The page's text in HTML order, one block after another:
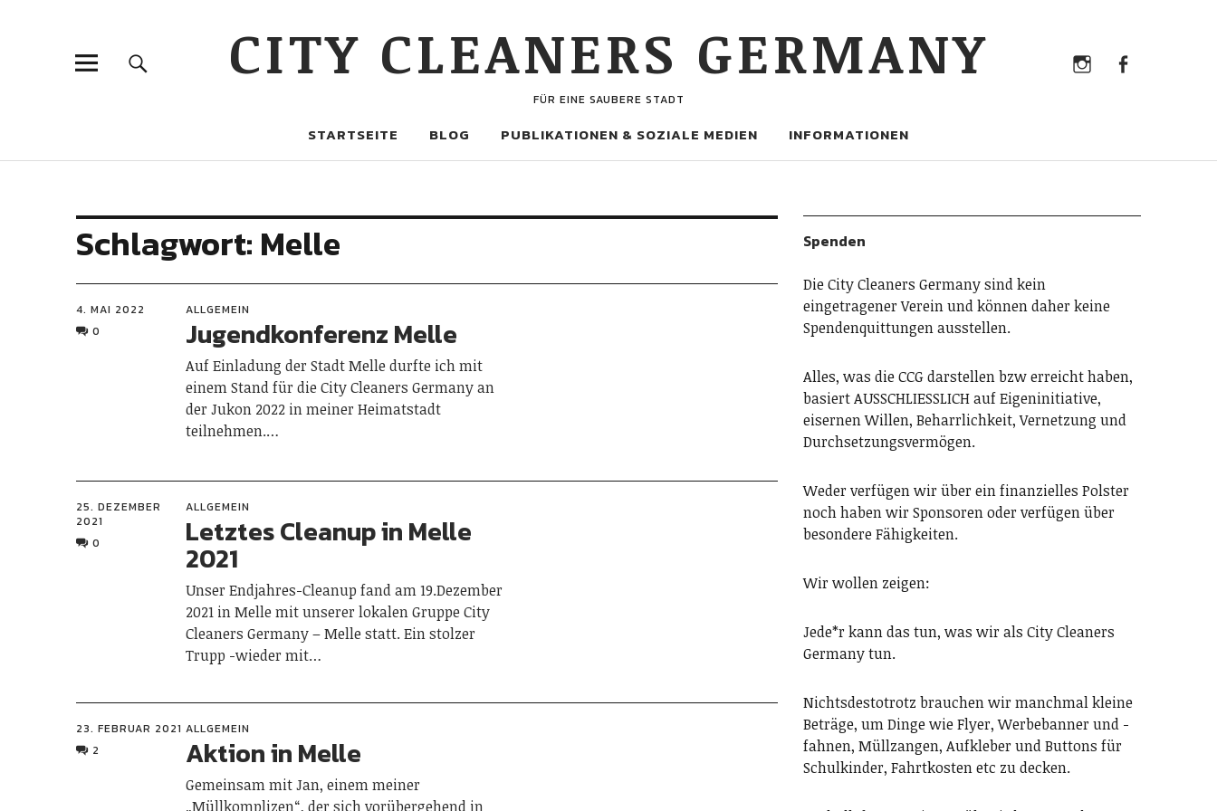
CITY CLEANERS GERMANY
FÜR EINE SAUBERE STADT
STARTSEITE BLOG PUBLIKATIONEN & SOZIALE MEDIEN INFORMATIONEN
Schlagwort: Melle
4. MAI 2022
0
ALLGEMEIN
Jugendkonferenz Melle
Auf Einladung der Stadt Melle durfte ich mit
einem Stand für die City Cleaners Germany an
der Jukon 2022 in meiner Heimatstadt
teilnehmen.…
25. DEZEMBER
2021
0
ALLGEMEIN
Letztes Cleanup in Melle
2021
Unser Endjahres-Cleanup fand am 19.Dezember
2021 in Melle mit unserer lokalen Gruppe City
Cleaners Germany – Melle statt. Ein stolzer
Trupp -wieder mit…
23. FEBRUAR 2021
2
ALLGEMEIN
Aktion in Melle
Gemeinsam mit Jan, einem meiner
„Müllkomplizen“, der sich vorübergehend in
Spenden
Die City Cleaners Germany sind kein
eingetragener Verein und können daher keine
Spendenquittungen ausstellen.
Alles, was die CCG darstellen bzw erreicht haben,
basiert AUSSCHLIESSLICH auf Eigeninitiative,
eisernen Willen, Beharrlichkeit, Vernetzung und
Durchsetzungsvermögen.
Weder verfügen wir über ein finanzielles Polster
noch haben wir Sponsoren oder verfügen über
besondere Fähigkeiten.
Wir wollen zeigen:
Jede*r kann das tun, was wir als City Cleaners
Germany tun.
Nichtsdestotrotz brauchen wir manchmal kleine
Beträge, um Dinge wie Flyer, Werbebanner und -
fahnen, Müllzangen, Aufkleber und Buttons für
Schulkinder, Fahrtkosten etc zu decken.